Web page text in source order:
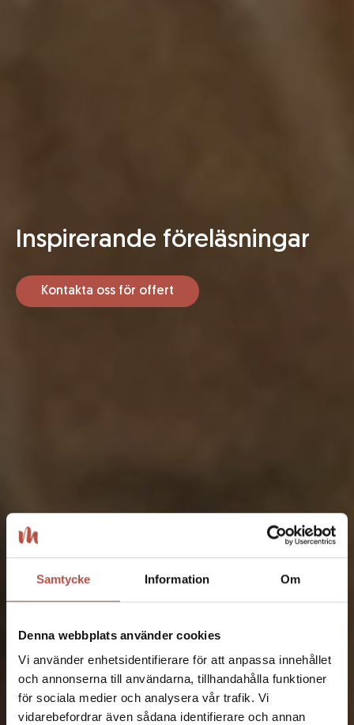
Samtycke Information Om
Denna webbplats använder cookies
Vi använder enhetsidentifierare för att anpassa innehållet
och annonserna till användarna, tillhandahålla funktioner
för sociala medier och analysera vår trafik. Vi
vidarebefordrar även sådana identifierare och annan
Inspirerande föreläsningar
Kontakta oss för offert